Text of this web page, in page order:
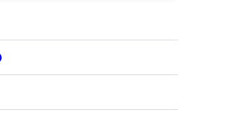
Verifique as condições de entrega